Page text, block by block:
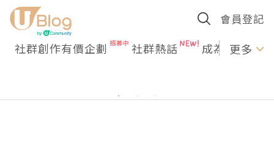
會員登記
社群創作有價企劃 社群熱話 成為U更多